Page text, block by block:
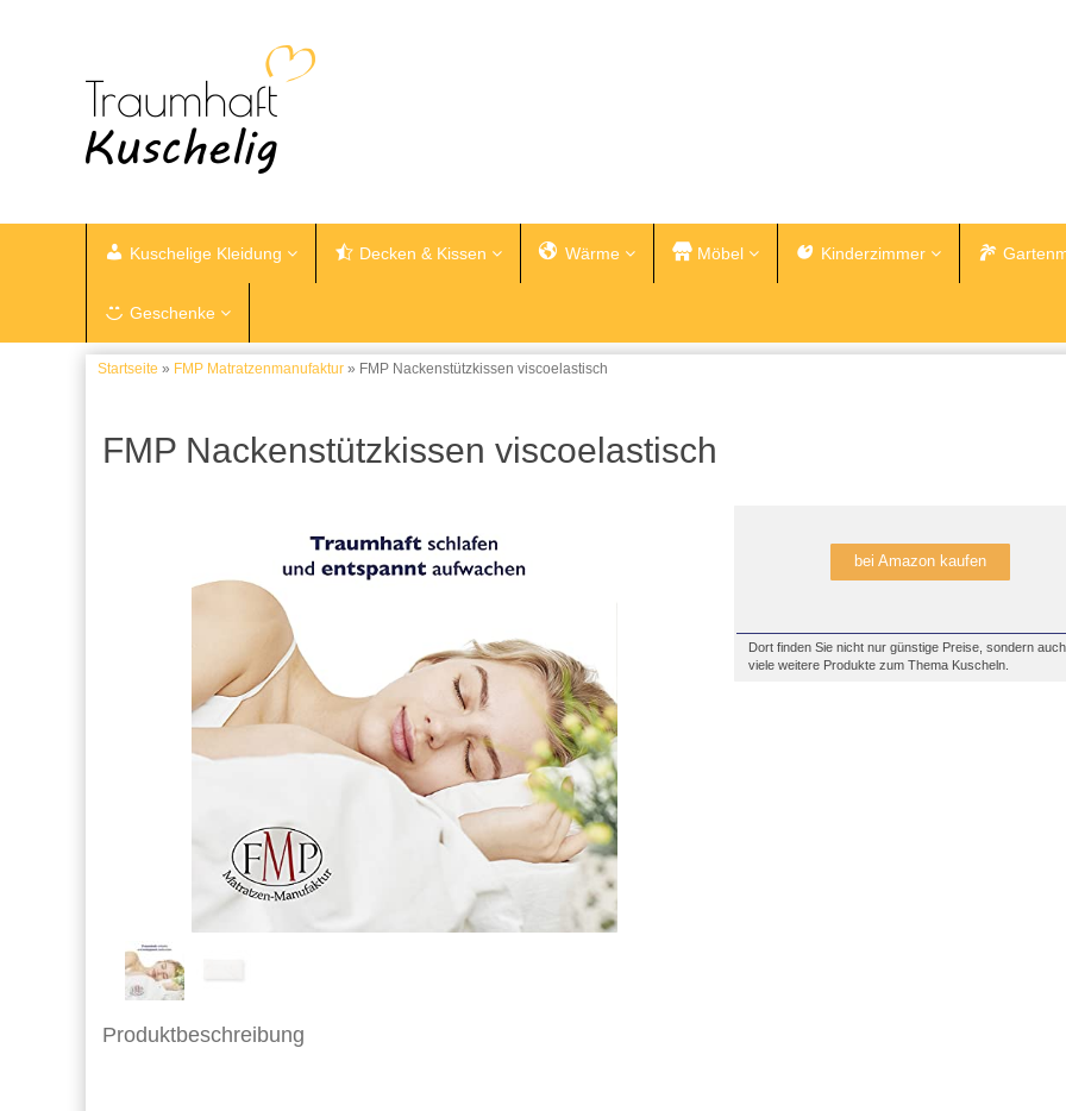
Kuschelige Kleidung Decken & Kissen Wärme Möbel Kinderzimmer
Geschenke
Startseite » FMP Matratzenmanufaktur » FMP Nackenstützkissen viscoelastisch
FMP Nackenstützkissen viscoelastisch
bei Amazon kaufen
Dort finden Sie nicht nur günstige Preise, sondern auch
viele weitere Produkte zum Thema Kuscheln.
Produktbeschreibung